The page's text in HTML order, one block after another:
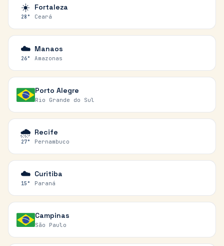
☀️
28°
Fortaleza
Ceará
☁️
26°
Manaos
Amazonas
Porto Alegre
Rio Grande do Sul
🌧️
27°
Recife
Pernambuco
☁️
15°
Curitiba
Paraná
Campinas
São Paulo